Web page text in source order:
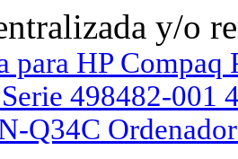
y/o
para HP
498482-
Q34C